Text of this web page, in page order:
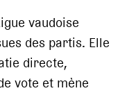
vaudoise
des partis. Elle
directe,
vote et mène